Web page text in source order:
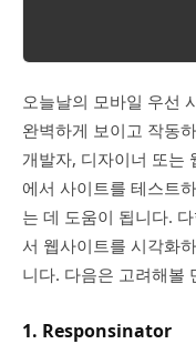
오늘날의 모바일 우선
완벽하게 보이고 작동
개발자, 디자이너 또는
에서 사이트를 테스트
는 데 도움이 됩니다.
서 웹사이트를 시각화
니다. 다음은 고려해볼
1. Responsinator